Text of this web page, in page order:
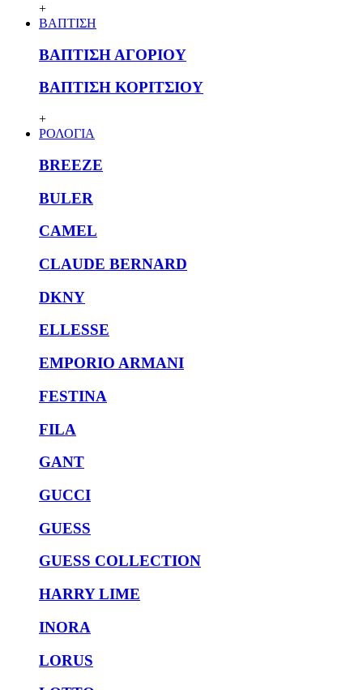
+
ΒΑΠΤΙΣΗ
ΒΑΠΤΙΣΗ ΑΓΟΡΙΟΥ
ΒΑΠΤΙΣΗ ΚΟΡΙΤΣΙΟΥ
+
ΡΟΛΟΓΙΑ
BREEZE
BULER
CAMEL
CLAUDE BERNARD
DKNY
ELLESSE
EMPORIO ARMANI
FESTINA
FILA
GANT
GUCCI
GUESS
GUESS COLLECTION
HARRY LIME
INORA
LORUS